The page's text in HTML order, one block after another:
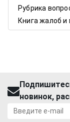
Рубрика
Книга жалоб
новинок,